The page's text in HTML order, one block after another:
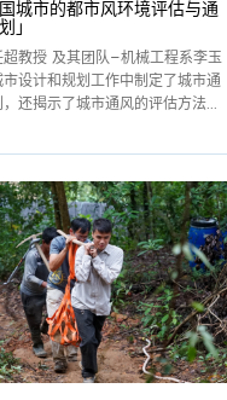
国城市的都市风环境评估与通
」
超教授 及其团队–机械工程系李玉
市设计和规划工作中制定了城市通
还揭示了城市通风的评估方法...